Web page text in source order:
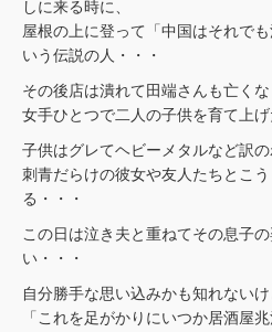
しに来る時に、
屋根の上に登って「中国はそれで
いう伝説の人・・・
その後店は潰れて田端さんも亡くな
女手ひとつで二人の子供を育て上げ
子供はグレてヘビーメタルなど訳の
刺青だらけの彼女や友人たちとこ
る・・・
この日は泣き夫と重ねてその息子
い・・・
自分勝手な思い込みかも知れないけ
「これを足がかりにいつか居酒屋